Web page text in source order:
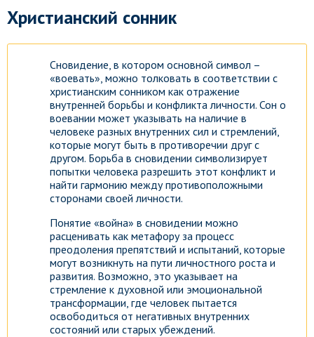
Христианский сонник
Сновидение, в котором основной символ –
«воевать», можно толковать в соответствии с
христианским сонником как отражение
внутренней борьбы и конфликта личности. Сон о
воевании может указывать на наличие в
человеке разных внутренних сил и стремлений,
которые могут быть в противоречии друг с
другом. Борьба в сновидении символизирует
попытки человека разрешить этот конфликт и
найти гармонию между противоположными
сторонами своей личности.
Понятие «война» в сновидении можно
расценивать как метафору за процесс
преодоления препятствий и испытаний, которые
могут возникнуть на пути личностного роста и
развития. Возможно, это указывает на
стремление к духовной или эмоциональной
трансформации, где человек пытается
освободиться от негативных внутренних
состояний или старых убеждений.